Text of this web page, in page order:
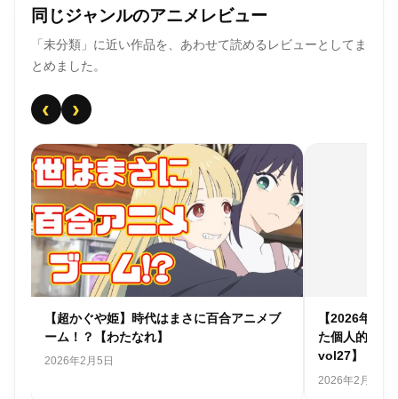
同じジャンルのアニメレビュー
「未分類」に近い作品を、あわせて読めるレビューとしてま
とめました。
‹ ›
【超かぐや姫】時代はまさに百合アニメブ
ーム！？【わたなれ】
2026年2月5日
【2026年ア
た個人的アニ
vol27】
2026年2月1日